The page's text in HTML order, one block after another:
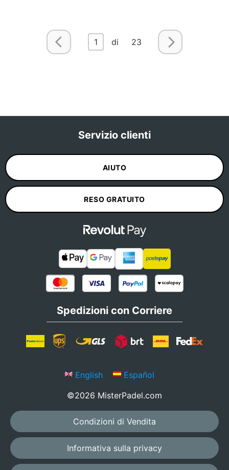
1 di 23
Servizio clienti
AIUTO
RESO GRATUITO
Spedizioni con Corriere
English
Español
©2026 MisterPadel.com
Condizioni di Vendita
Informativa sulla privacy